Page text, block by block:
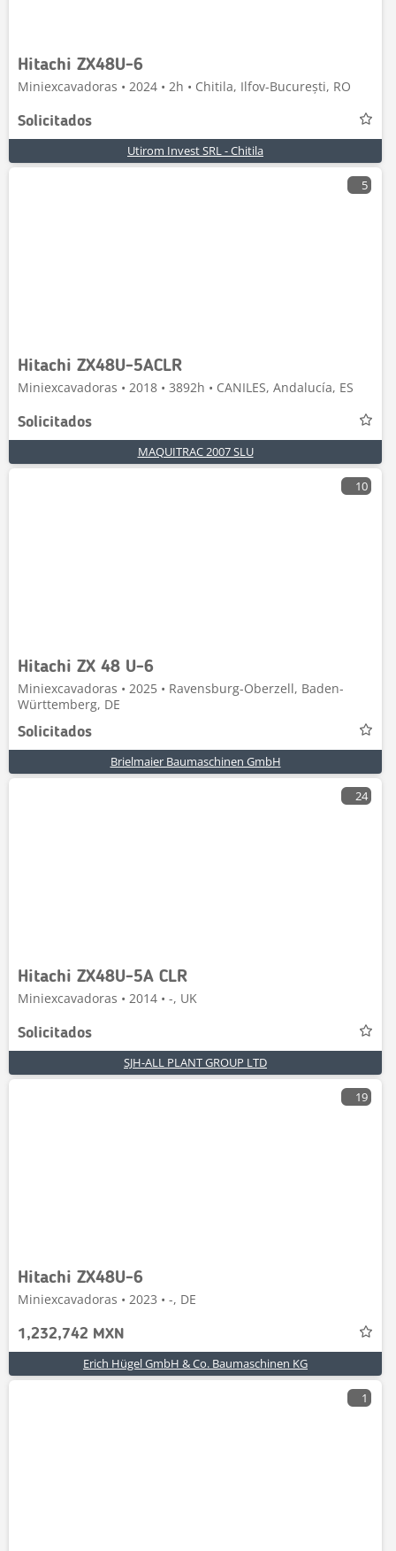
Hitachi ZX48U-6
Miniexcavadoras • 2024 • 2h • Chitila, Ilfov-București, RO
Solicitados
Utirom Invest SRL - Chitila
5
Hitachi ZX48U-5ACLR
Miniexcavadoras • 2018 • 3892h • CANILES, Andalucía, ES
Solicitados
MAQUITRAC 2007 SLU
10
Hitachi ZX 48 U-6
Miniexcavadoras • 2025 • Ravensburg-Oberzell, Baden-
Württemberg, DE
Solicitados
Brielmaier Baumaschinen GmbH
24
Hitachi ZX48U-5A CLR
Miniexcavadoras • 2014 • -, UK
Solicitados
SJH-ALL PLANT GROUP LTD
19
Hitachi ZX48U-6
Miniexcavadoras • 2023 • -, DE
1,232,742 MXN
Erich Hügel GmbH & Co. Baumaschinen KG
1